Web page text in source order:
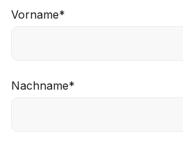
Vorname*
Nachname*